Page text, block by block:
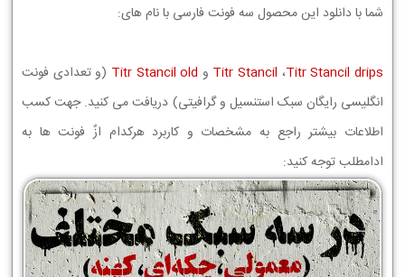
شما با دانلود این محصول سه فونت فارسی با نام های:
Titr Stancil ،Titr Stancil drips و Titr Stancil old (و تعدادی فونت
انگلیسی رایگان سبک استنسیل و گرافیتی) دریافت می کنید. جهت کسب
اطلاعات بیشتر راجع به مشخصات و کاربرد هرکدام ازٌ فونت ها به
ادامطلب توجه کنید: